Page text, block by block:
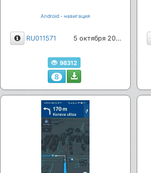
Android - навигация
Описание
RU011571 5 октября 2023
98312
8